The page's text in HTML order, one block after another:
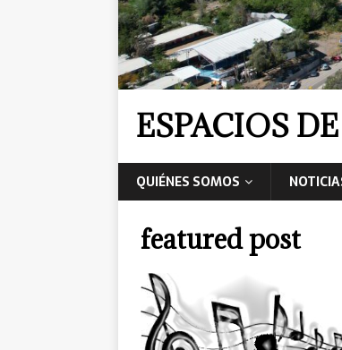
ESPACIOS
QUIÉNES SOMOS
featured post